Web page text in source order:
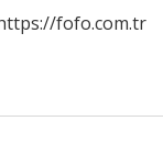
fofo.com.tr